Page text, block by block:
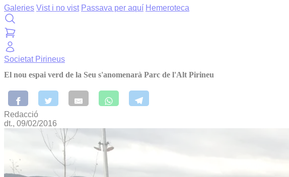
Galeries Vist i no vist Passava per aquí Hemeroteca
Societat Pirineus
El nou espai verd de la Seu s'anomenarà Parc de l'Alt Pirineu
Redacció
dt., 09/02/2016